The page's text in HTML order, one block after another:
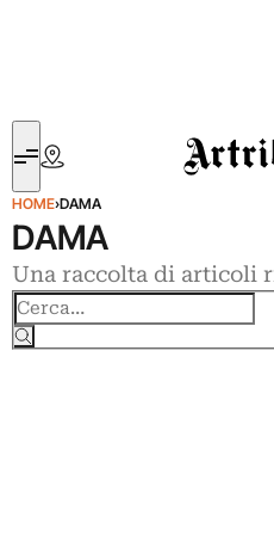
Artribune
HOME›DAMA
DAMA
Una raccolta di articoli